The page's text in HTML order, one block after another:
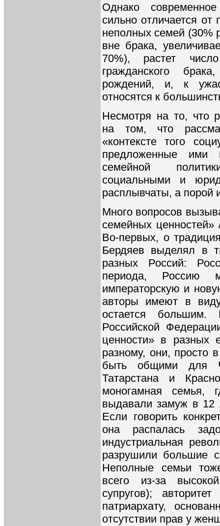
Однако
сильно отличается от
неполных семей (30%
вне брака,
70%), растет
гражданского
рождений, и, к
относятся к
Несмотря на то, что
на том, что
«контексте того
предложенные ими
семейной
социальными и
расплывчаты, а порой
Много вопросов
семейных ценностей»
Во-первых, о
Бердяев выделял в
разных Россий:
периода, Россию
императорскую и
авторы имеют в
остается
Российской
ценности» в разных
разному, они, просто
быть общими для
Татарстана и
моногамная семья,
выдавали замуж в 12
Если говорить
она распалась
индустриальная
разрушили большие
Неполные семьи
всего из-за
супругов);
патриархату,
отсутствии прав у